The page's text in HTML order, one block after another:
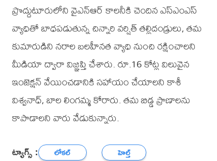
ప్రొద్దుటూరులోని వైఎన్ఆర్ కాలనీకి చెందిన ఎస్ఎంఎస్
వ్యాధితో బాధపడుతున్న చిన్నారి వర్షిత్ తల్లిదండ్రులు, తమ
కుమారుడిని నరాల బలహీనత వ్యాధి నుంచి రక్షించాలని
మీడియా ద్వారా విజ్ఞప్తి చేశారు. రూ.16 కోట్ల విలువైన
ఇంజెక్షన్ వేయించడానికి సహాయం చేయాలని కాశీ
విశ్వనాధ్, బాల లింగమ్మ కోరారు. తమ బిడ్డ ప్రాణాలను
కాపాడాలని వారు వేడుకున్నారు.
ట్యాగ్స్ : లోకల్
హెల్త్